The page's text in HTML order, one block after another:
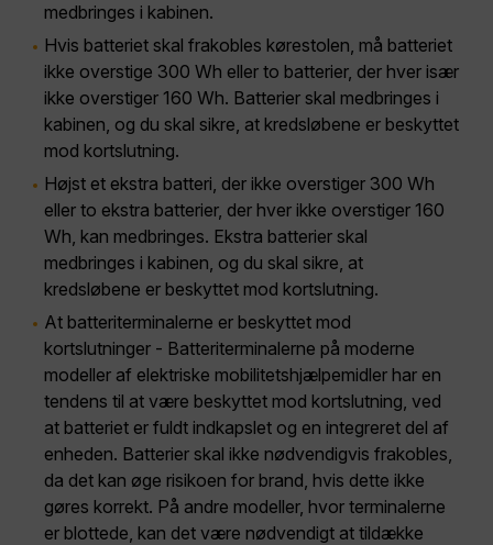
medbringes i kabinen.
Hvis batteriet skal frakobles kørestolen, må batteriet
ikke overstige 300 Wh eller to batterier, der hver især
ikke overstiger 160 Wh. Batterier skal medbringes i
kabinen, og du skal sikre, at kredsløbene er beskyttet
mod kortslutning.
Højst et ekstra batteri, der ikke overstiger 300 Wh
eller to ekstra batterier, der hver ikke overstiger 160
Wh, kan medbringes. Ekstra batterier skal
medbringes i kabinen, og du skal sikre, at
kredsløbene er beskyttet mod kortslutning.
At batteriterminalerne er beskyttet mod
kortslutninger - Batteriterminalerne på moderne
modeller af elektriske mobilitetshjælpemidler har en
tendens til at være beskyttet mod kortslutning, ved
at batteriet er fuldt indkapslet og en integreret del af
enheden. Batterier skal ikke nødvendigvis frakobles,
da det kan øge risikoen for brand, hvis dette ikke
gøres korrekt. På andre modeller, hvor terminalerne
er blottede, kan det være nødvendigt at tildække